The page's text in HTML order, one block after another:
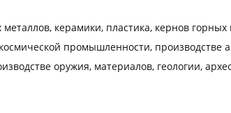
керамики, пластика, кернов
промышленности, производстве
оружия, материалов, геологии,